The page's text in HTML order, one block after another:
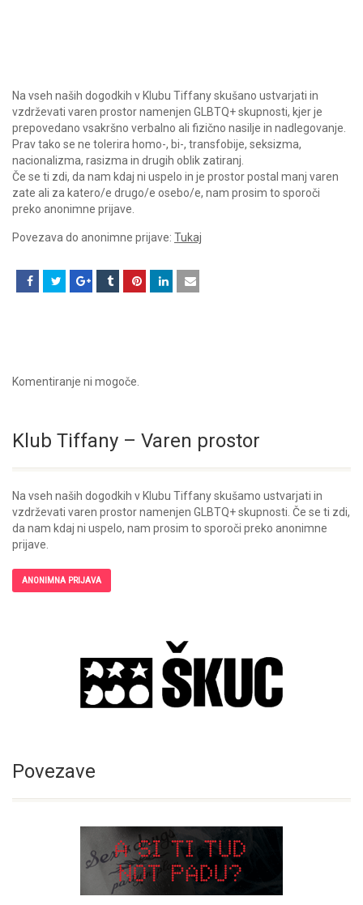
Na vseh naših dogodkih v Klubu Tiffany skušano ustvarjati in
vzdrževati varen prostor namenjen GLBTQ+ skupnosti, kjer je
prepovedano vsakršno verbalno ali fizično nasilje in nadlegovanje.
Prav tako se ne tolerira homo-, bi-, transfobije, seksizma,
nacionalizma, rasizma in drugih oblik zatiranj.
Če se ti zdi, da nam kdaj ni uspelo in je prostor postal manj varen
zate ali za katero/e drugo/e osebo/e, nam prosim to sporoči
preko anonimne prijave.
Povezava do anonimne prijave: Tukaj
Komentiranje ni mogoče.
Klub Tiffany – Varen prostor
Na vseh naših dogodkih v Klubu Tiffany skušamo ustvarjati in
vzdrževati varen prostor namenjen GLBTQ+ skupnosti. Če se ti zdi,
da nam kdaj ni uspelo, nam prosim to sporoči preko anonimne
prijave.
ANONIMNA PRIJAVA
Povezave